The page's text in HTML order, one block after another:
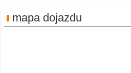
mapa dojazdu